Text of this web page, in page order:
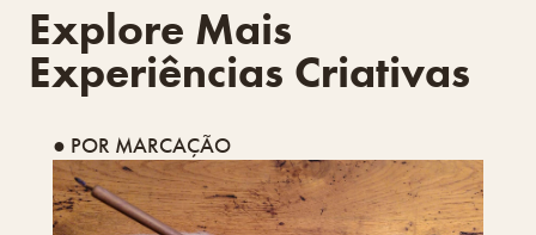
Explore Mais
Experiências Criativas
● POR MARCAÇÃO